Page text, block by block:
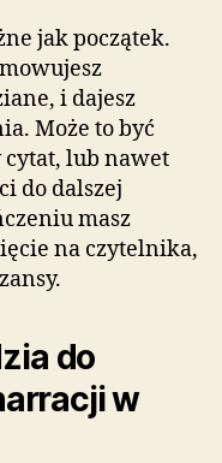
jak początek.
i dajesz
Może to być
lub nawet
do dalszej
masz
na czytelnika,
do
w